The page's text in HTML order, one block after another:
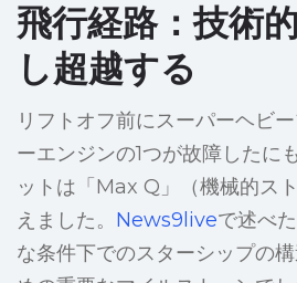
飛行経路：技術
し超越する
リフトオフ前にスーパーヘビ
ーエンジンの1つが故障したに
ットは「Max Q」（機械的ス
えました。 News9liveで述べ
な条件下でのスターシップの